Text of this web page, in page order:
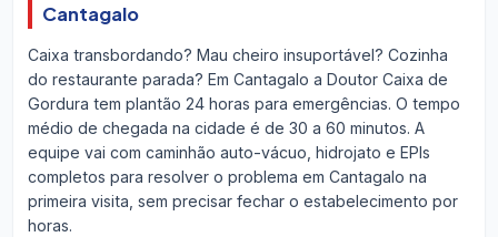
Cantagalo
Caixa transbordando? Mau cheiro insuportável? Cozinha
do restaurante parada? Em Cantagalo a Doutor Caixa de
Gordura tem plantão 24 horas para emergências. O tempo
médio de chegada na cidade é de 30 a 60 minutos. A
equipe vai com caminhão auto-vácuo, hidrojato e EPIs
completos para resolver o problema em Cantagalo na
primeira visita, sem precisar fechar o estabelecimento por
horas.